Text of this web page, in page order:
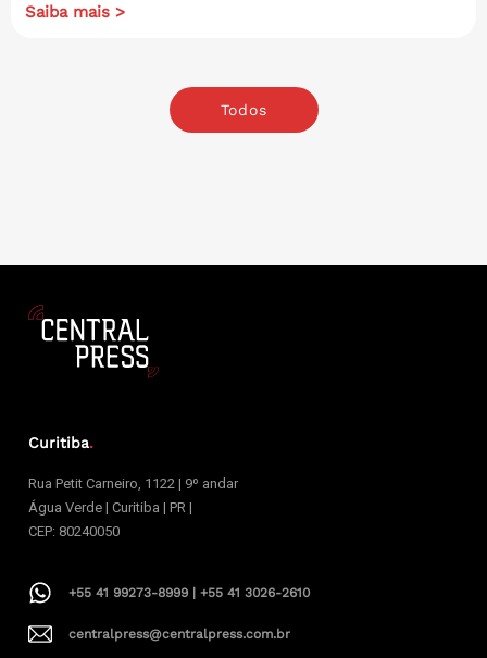
Saiba mais >
Todos
Curitiba.
Rua Petit Carneiro, 1122 | 9º andar
Água Verde | Curitiba | PR |
CEP: 80240050
+55 41 99273-8999 | +55 41 3026-2610
centralpress@centralpress.com.br